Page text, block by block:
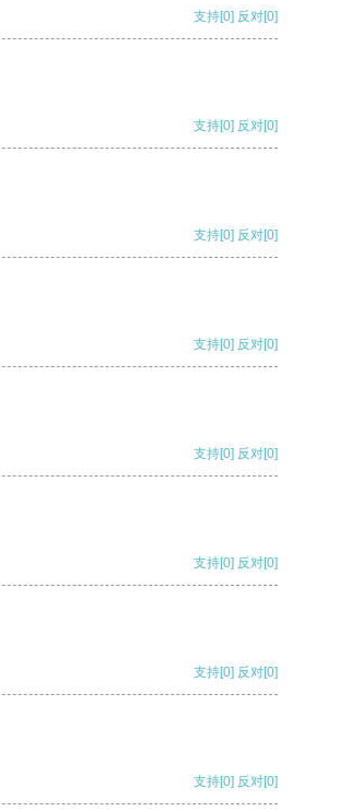
支持[0] 反对[0]
支持[0] 反对[0]
支持[0] 反对[0]
支持[0] 反对[0]
支持[0] 反对[0]
支持[0] 反对[0]
支持[0] 反对[0]
支持[0] 反对[0]